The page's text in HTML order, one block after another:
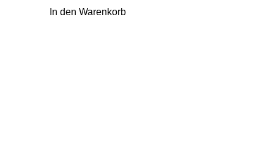
In den Warenkorb